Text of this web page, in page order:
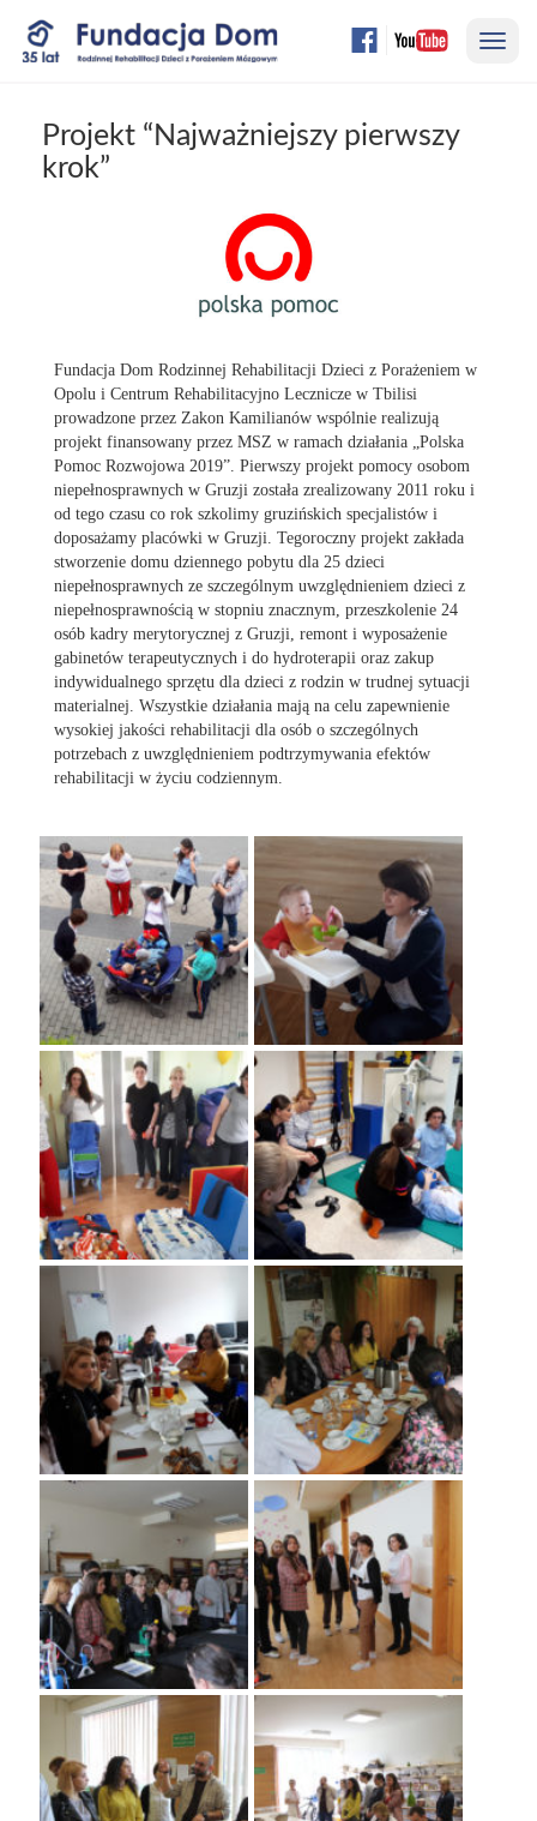
Przejdź
do
Projekt “Najważniejszy pierwszy
krok”
Fundacja Dom Rodzinnej Rehabilitacji Dzieci z Porażeniem w
Opolu i Centrum Rehabilitacyjno Lecznicze w Tbilisi
prowadzone przez Zakon Kamilianów wspólnie realizują
projekt finansowany przez MSZ w ramach działania „Polska
Pomoc Rozwojowa 2019”. Pierwszy projekt pomocy osobom
niepełnosprawnych w Gruzji została zrealizowany 2011 roku i
od tego czasu co rok szkolimy gruzińskich specjalistów i
doposażamy placówki w Gruzji. Tegoroczny projekt zakłada
stworzenie domu dziennego pobytu dla 25 dzieci
niepełnosprawnych ze szczególnym uwzględnieniem dzieci z
niepełnosprawnością w stopniu znacznym, przeszkolenie 24
osób kadry merytorycznej z Gruzji, remont i wyposażenie
gabinetów terapeutycznych i do hydroterapii oraz zakup
indywidualnego sprzętu dla dzieci z rodzin w trudnej sytuacji
materialnej. Wszystkie działania mają na celu zapewnienie
wysokiej jakości rehabilitacji dla osób o szczególnych
potrzebach z uwzględnieniem podtrzymywania efektów
rehabilitacji w życiu codziennym.